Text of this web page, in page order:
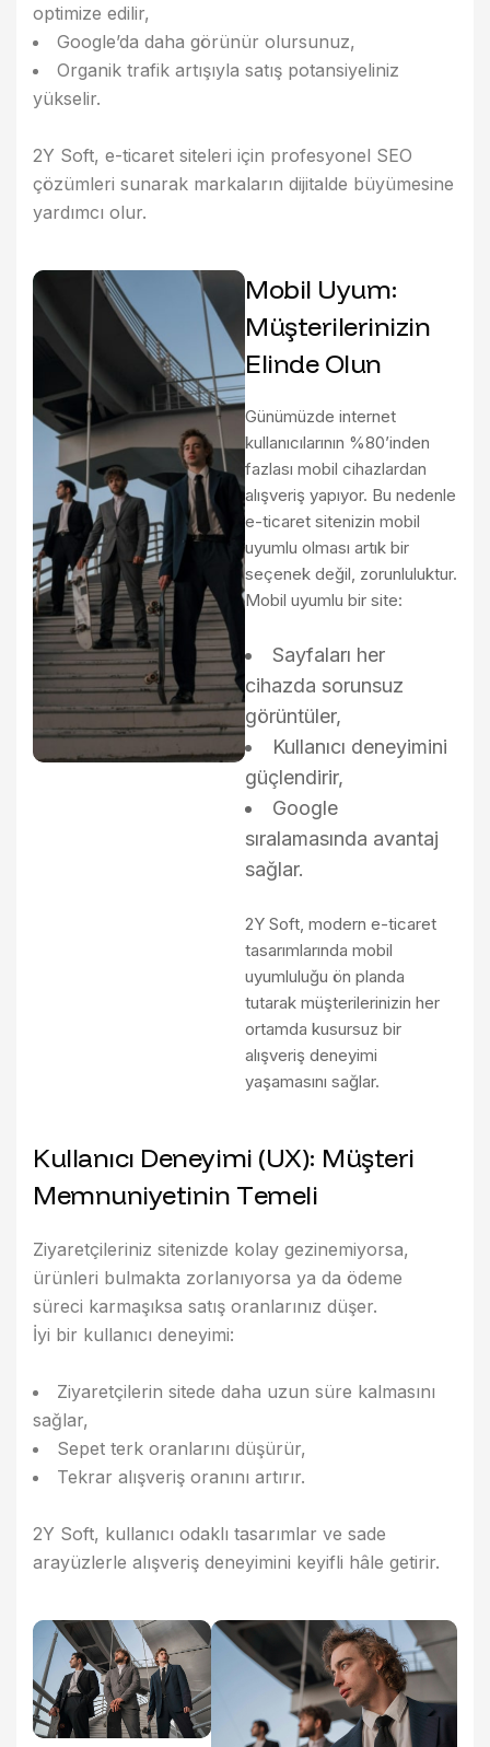
optimize edilir,
Google’da daha görünür olursunuz,
Organik trafik artışıyla satış potansiyeliniz
yükselir.
2Y Soft, e-ticaret siteleri için profesyonel SEO
çözümleri sunarak markaların dijitalde büyümesine
yardımcı olur.
Mobil Uyum:
Müşterilerinizin
Elinde Olun
Günümüzde internet
kullanıcılarının %80’inden
fazlası mobil cihazlardan
alışveriş yapıyor. Bu nedenle
e-ticaret sitenizin mobil
uyumlu olması artık bir
seçenek değil, zorunluluktur.
Mobil uyumlu bir site:
Sayfaları her
cihazda sorunsuz
görüntüler,
Kullanıcı deneyimini
güçlendirir,
Google
sıralamasında avantaj
sağlar.
2Y Soft , modern e-ticaret
tasarımlarında mobil
uyumluluğu ön planda
tutarak müşterilerinizin her
ortamda kusursuz bir
alışveriş deneyimi
yaşamasını sağlar.
Kullanıcı Deneyimi (UX): Müşteri
Memnuniyetinin Temeli
Ziyaretçileriniz sitenizde kolay gezinemiyorsa,
ürünleri bulmakta zorlanıyorsa ya da ödeme
süreci karmaşıksa satış oranlarınız düşer.
İyi bir kullanıcı deneyimi:
Ziyaretçilerin sitede daha uzun süre kalmasını
sağlar,
Sepet terk oranlarını düşürür,
Tekrar alışveriş oranını artırır.
2Y Soft, kullanıcı odaklı tasarımlar ve sade
arayüzlerle alışveriş deneyimini keyifli hâle getirir.